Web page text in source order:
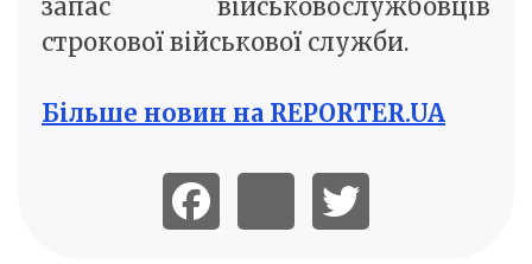
запас військовослужбовців
строкової військової служби.
Більше новин на REPORTER.UA